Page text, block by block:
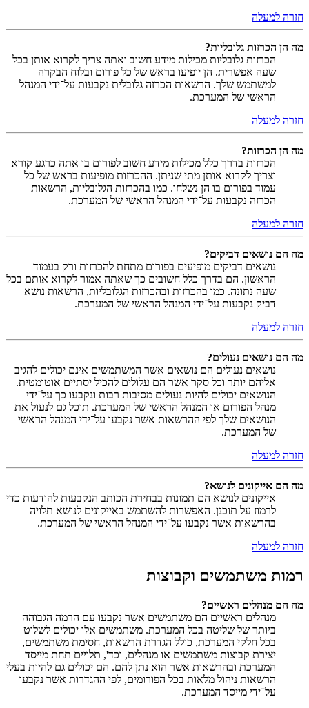
חזרה למעלה
מה הן הכרזות גלובליות?
הכרזות גלובליות מכילות מידע חשוב ואתה צריך לקרוא אותן בכל
שעה אפשרית. הן יופיעו בראש של כל פורום ובלוח הבקרה
למשתמש שלך. הרשאות הכרזה גלובלית נקבעות על־ידי המנהל
הראשי של המערכת.
חזרה למעלה
מה הן הכרזות?
הכרזות בדרך כלל מכילות מידע חשוב לפורום בו אתה כרגע קורא
וצריך לקרוא אותן מתי שניתן. ההכרזות מופיעות בראש של כל
עמוד בפורום בו הן נשלחו. כמו בהכרזות הגלובליות, הרשאות
הכרזה נקבעות על־ידי המנהל הראשי של המערכת.
חזרה למעלה
מה הם נושאים דביקים?
נושאים דביקים מופיעים בפורום מתחת להכרזות ורק בעמוד
הראשון. הם בדרך כלל חשובים כך שאתה אמור לקרוא אותם בכל
שעה נתונה. כמו בהכרזות ובהכרזות הגלובליות, הרשאות נושא
דביק נקבעות על־ידי המנהל הראשי של המערכת.
חזרה למעלה
מה הם נושאים נעולים?
נושאים נעולים הם נושאים אשר המשתמשים אינם יכולים להגיב
אליהם יותר וכל סקר אשר הם עלולים להכיל יסתיים אוטומטית.
הנושאים יכולים להיות נעולים מסיבות רבות ונקבעו כך על־ידי
מנהל הפורום או המנהל הראשי של המערכת. תוכל גם לנעול את
הנושאים שלך לפי ההרשאות אשר נקבעו על־ידי המנהל הראשי
של המערכת.
חזרה למעלה
מה הם אייקונים לנושא?
אייקונים לנושא הם תמונות בבחירת הכותב הנקבעות להודעות כדי
לרמוז על תוכנן. האפשרות להשתמש באייקונים לנושא תלויה
בהרשאות אשר נקבעו על־ידי המנהל הראשי של המערכת.
חזרה למעלה
רמות משתמשים וקבוצות
מה הם מנהלים ראשיים?
מנהלים ראשיים הם משתמשים אשר נקבעו עם הרמה הגבוהה
ביותר של שליטה בכל המערכת. משתמשים אלו יכולים לשלוט
בכל חלקי המערכת, כולל הגדרת הרשאות, חסימת משתמשים,
יצירת קבוצות משתמשים או מנהלים, וכד', תלויים תחת מייסד
המערכת ובהרשאות אשר הוא נתן להם. הם יכולים גם להיות בעלי
הרשאות ניהול מלאות בכל הפורומים, לפי ההגדרות אשר נקבעו
על־ידי מייסד המערכת.